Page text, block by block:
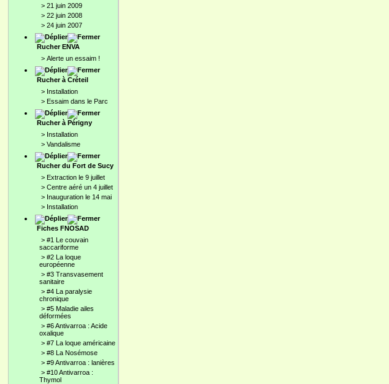
> 21 juin 2009
> 22 juin 2008
> 24 juin 2007
Rucher ENVA
> Alerte un essaim !
Rucher à Créteil
> Installation
> Essaim dans le Parc
Rucher à Périgny
> Installation
> Vandalisme
Rucher du Fort de Sucy
> Extraction le 9 juillet
> Centre aéré un 4 juillet
> Inauguration le 14 mai
> Installation
Fiches FNOSAD
> #1 Le couvain
saccariforme
> #2 La loque
européenne
> #3 Transvasement
sanitaire
> #4 La paralysie
chronique
> #5 Maladie ailes
déformées
> #6 Antivarroa : Acide
oxalique
> #7 La loque américaine
> #8 La Nosémose
> #9 Antivarroa : lanières
> #10 Antivarroa :
Thymol